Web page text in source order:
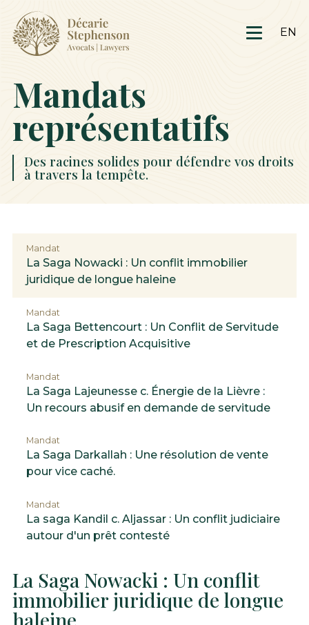
EN
Mandats
représentatifs
Des racines solides pour défendre vos droits
à travers la tempête.
Mandat
La Saga Nowacki : Un conflit immobilier
juridique de longue haleine
Mandat
La Saga Bettencourt : Un Conflit de Servitude
et de Prescription Acquisitive
Mandat
La Saga Lajeunesse c. Énergie de la Lièvre :
Un recours abusif en demande de servitude
Mandat
La Saga Darkallah : Une résolution de vente
pour vice caché.
Mandat
La saga Kandil c. Aljassar : Un conflit judiciaire
autour d'un prêt contesté
La Saga Nowacki : Un conflit
immobilier juridique de longue